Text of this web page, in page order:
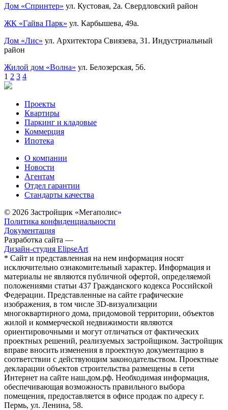
Дом «Спринтер» ул. Кустовая, 2а. Свердловский район
ЖК «Гайва Парк» ул. Карбышева, 49а.
Дом «Лис» ул. Архитектора Свиязева, 31. Индустриальный
район
Жилой дом «Волна» ул. Белозерская, 56.
1 2 3 4
Проекты
Квартиры
Паркинг и кладовые
Коммерция
Ипотека
О компании
Новости
Агентам
Отдел гарантии
Стандарты качества
© 2026 Застройщик «Мегаполис»
Политика конфиденциальности
Документация
Разработка сайта —
Дизайн-студия ElipseArt
* Сайт и представленная на нем информация носят
исключительно ознакомительный характер. Информация и
материалы не являются публичной офертой, определяемой
положениями статьи 437 Гражданского кодекса Российской
Федерации. Представленные на сайте графические
изображения, в том числе 3D-визуализации
многоквартирного дома, придомовой территории, объектов
жилой и коммерческой недвижимости являются
ориентировочными и могут отличаться от фактических
проектных решений, реализуемых застройщиком. Застройщик
вправе вносить изменения в проектную документацию в
соответствии с действующим законодательством. Проектные
декларации объектов строительства размещены в сети
Интернет на сайте наш.дом.рф. Необходимая информация,
обеспечивающая возможность правильного выбора
помещения, предоставляется в офисе продаж по адресу г.
Пермь, ул. Ленина, 58.